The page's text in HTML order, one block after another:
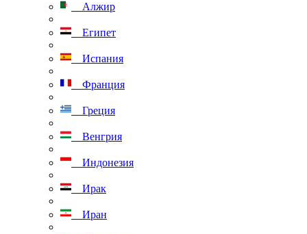
Алжир
Египет
Испания
Франция
Греция
Венгрия
Индонезия
Ирак
Иран